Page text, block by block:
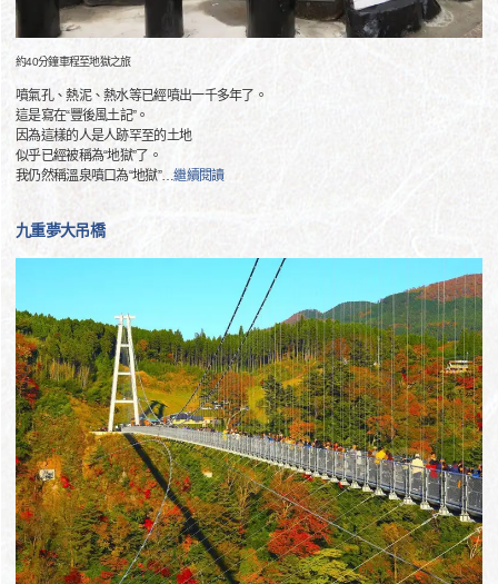
約40分鐘車程至地獄之旅
噴氣孔、熱泥、熱水等已經噴出一千多年了。
這是寫在“豐後風土記”。
因為這樣的人是人跡罕至的土地
似乎已經被稱為“地獄”了。
我仍然稱溫泉噴口為“地獄”…繼續閱讀
九重夢大吊橋